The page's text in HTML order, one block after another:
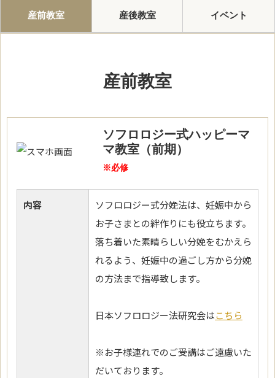
産前教室 産後教室 イベント
産前教室
ソフロロジー式ハッピーマ
マ教室（前期）
※必修
内容
ソフロロジー式分娩法は、妊娠中から
お子さまとの絆作りにも役立ちます。
落ち着いた素晴らしい分娩をむかえら
れるよう、妊娠中の過ごし方から分娩
の方法まで指導致します。
日本ソフロロジー法研究会はこちら
※お子様連れでのご受講はご遠慮いた
だいております。